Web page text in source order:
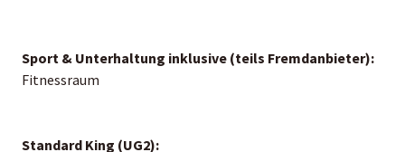
Sport & Unterhaltung inklusive (teils Fremdanbieter):
Fitnessraum
Standard King (UG2):